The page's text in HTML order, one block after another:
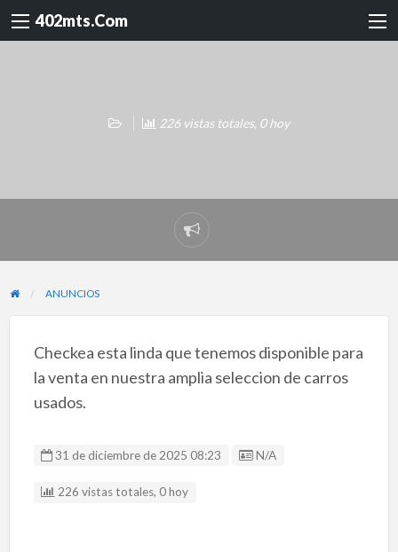
402mts.Com
226 vistas totales, 0 hoy
Reportar
problema
ANUNCIOS
Checkea esta linda que tenemos disponible para
la venta en nuestra amplia seleccion de carros
usados.
31 de diciembre de 2025 08:23 Listing ID
N/A
226 vistas totales, 0 hoy